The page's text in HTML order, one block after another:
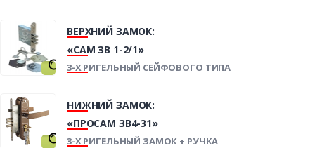
ВЕРХНИЙ ЗАМОК:
«САМ ЗВ 1-2/1»
3-Х РИГЕЛЬНЫЙ СЕЙФОВОГО ТИПА
НИЖНИЙ ЗАМОК:
«ПРОСАМ ЗВ4-31»
3-Х РИГЕЛЬНЫЙ ЗАМОК + РУЧКА